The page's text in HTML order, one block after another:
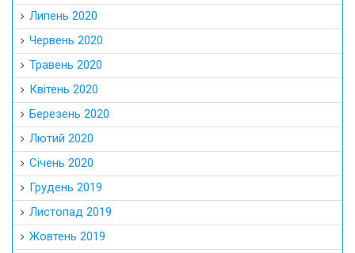
Липень 2020
Червень 2020
Травень 2020
Квітень 2020
Березень 2020
Лютий 2020
Січень 2020
Грудень 2019
Листопад 2019
Жовтень 2019